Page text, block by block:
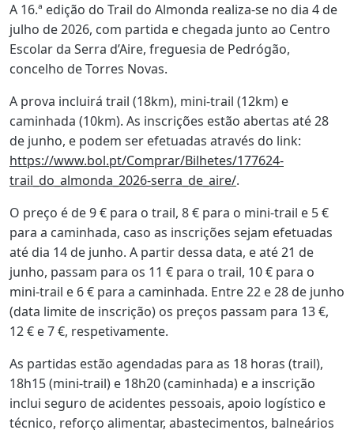
A 16.ª edição do Trail do Almonda realiza-se no dia 4 de
julho de 2026, com partida e chegada junto ao Centro
Escolar da Serra d’Aire, freguesia de Pedrógão,
concelho de Torres Novas.
A prova incluirá trail (18km), mini-trail (12km) e
caminhada (10km). As inscrições estão abertas até 28
de junho, e podem ser efetuadas através do link:
https://www.bol.pt/Comprar/Bilhetes/177624-
trail_do_almonda_2026-serra_de_aire/.
O preço é de 9 € para o trail, 8 € para o mini-trail e 5 €
para a caminhada, caso as inscrições sejam efetuadas
até dia 14 de junho. A partir dessa data, e até 21 de
junho, passam para os 11 € para o trail, 10 € para o
mini-trail e 6 € para a caminhada. Entre 22 e 28 de junho
(data limite de inscrição) os preços passam para 13 €,
12 € e 7 €, respetivamente.
As partidas estão agendadas para as 18 horas (trail),
18h15 (mini-trail) e 18h20 (caminhada) e a inscrição
inclui seguro de acidentes pessoais, apoio logístico e
técnico, reforço alimentar, abastecimentos, balneários